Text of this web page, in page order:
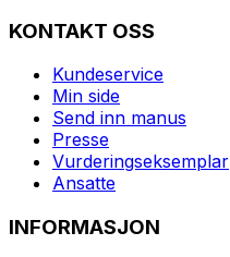
KONTAKT OSS
Kundeservice
Min side
Send inn manus
Presse
Vurderingseksemplar
Ansatte
INFORMASJON